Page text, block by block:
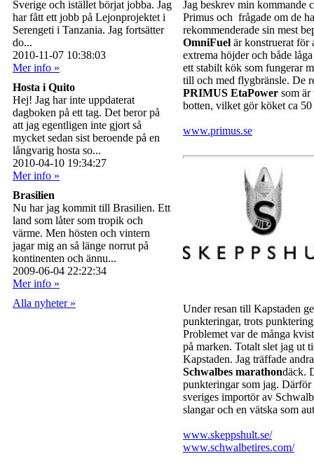
Sverige och istället börjat jobba. Jag
har fått ett jobb på Lejonprojektet i
Serengeti i Tanzania. Jag fortsätter
do...
2010-11-07 10:38:03
Mer info »
Hosta i Quito
Hej! Jag har inte uppdaterat
dagboken på ett tag. Det beror på
att jag egentligen inte gjort så
mycket sedan sist beroende på en
långvarig hosta so...
2010-04-10 19:34:27
Mer info »
Brasilien
Nu har jag kommit till Brasilien. Ett
land som låter som tropik och
värme. Men hösten och vintern
jagar mig an så länge norrut på
kontinenten och ännu...
2009-06-04 22:22:34
Mer info »
Alla nyheter »
Jag beskrev min kommande
Primus och frågade om de
rekommenderade sin mest
OmniFuel är konstruerat för
extrema höjder och både
ett stabilt kök som fungerar
till och med flygbränsle. De
PRIMUS EtaPower som är
botten, vilket gör köket ca
www.primus.se
Under resan till Kapstaden
punkteringar, trots
Problemet var de många
på marken. Totalt slet jag ut
Kapstaden. Jag träffade
Schwalbes marathondäck.
punkteringar som jag.
sveriges importör av
slangar och en vätska som
www.skeppshult.se/
www.schwalbetires.com/